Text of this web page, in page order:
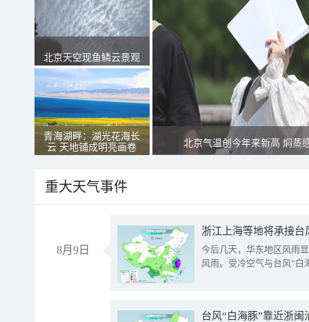
北京天空现鱼鳞云景观
青海湖畔：湖光花海长
云 天地铺成明亮画卷
北京气温创今年来新高 焖蒸
重大天气事件
8月9日
浙江上海等地将承接台
今后几天，华东地区风雨
风雨。受冷空气与台风“白
台风“白海豚”靠近浙